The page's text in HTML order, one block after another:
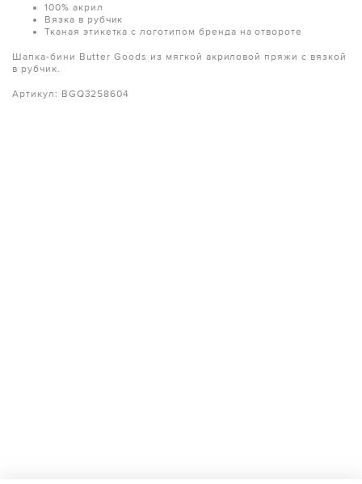
100% акрил
Вязка в рубчик
Тканая этикетка с логотипом бренда на отвороте
Шапка-бини Butter Goods из мягкой акриловой пряжи с вязкой
в рубчик.
Артикул: BGQ3258604